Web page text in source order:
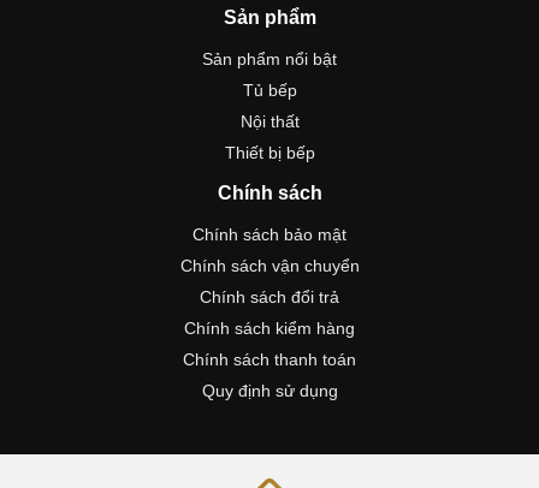
Sản phẩm
Sản phẩm nổi bật
Tủ bếp
Nội thất
Thiết bị bếp
Chính sách
Chính sách bảo mật
Chính sách vận chuyển
Chính sách đổi trả
Chính sách kiểm hàng
Chính sách thanh toán
Quy định sử dụng